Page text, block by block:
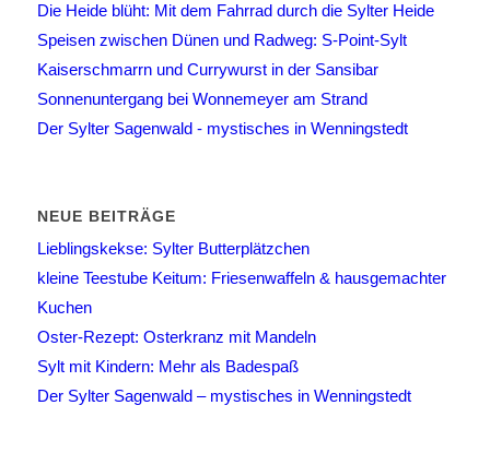
Die Heide blüht: Mit dem Fahrrad durch die Sylter Heide
Speisen zwischen Dünen und Radweg: S-Point-Sylt
Kaiserschmarrn und Currywurst in der Sansibar
Sonnenuntergang bei Wonnemeyer am Strand
Der Sylter Sagenwald - mystisches in Wenningstedt
NEUE BEITRÄGE
Lieblingskekse: Sylter Butterplätzchen
kleine Teestube Keitum: Friesenwaffeln & hausgemachter
Kuchen
Oster-Rezept: Osterkranz mit Mandeln
Sylt mit Kindern: Mehr als Badespaß
Der Sylter Sagenwald – mystisches in Wenningstedt